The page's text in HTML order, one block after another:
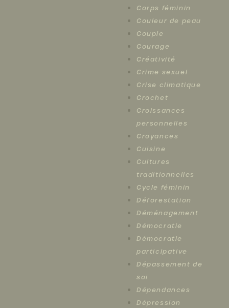
Corps féminin
Couleur de peau
Couple
Courage
Créativité
Crime sexuel
Crise climatique
Crochet
Croissances
personnelles
Croyances
Cuisine
Cultures
traditionnelles
Cycle féminin
Déforestation
Déménagement
Démocratie
Démocratie
participative
Dépassement de
soi
Dépendances
Dépression